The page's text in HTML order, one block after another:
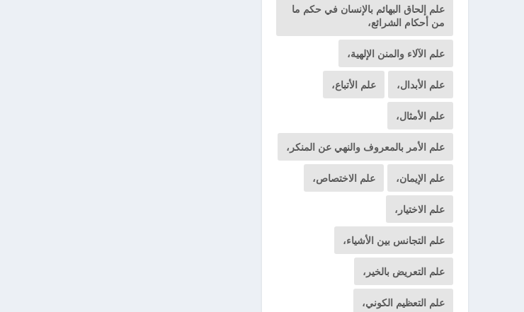
علم إلحاق البهائم بالإنسان في حكم ما
من أحكام الشرائع،
علم الآلاء والمنن الإلهية،
علم الأبدال، علم الأتباع،
علم الأمثال،
علم الأمر بالمعروف والنهي عن المنكر،
علم الإيمان، علم الاختصاص،
علم الاختيار،
علم التجانس بين الأشياء،
علم التعريض بالخير،
علم التعظيم الكوني،